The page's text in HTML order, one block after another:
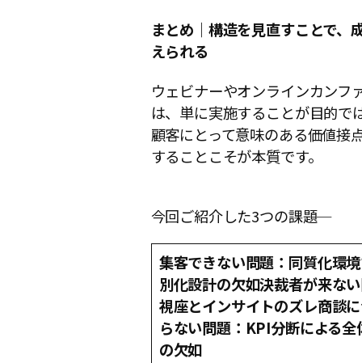
まとめ｜構造を見直すことで、
えられる
ウェビナーやオンラインカンフ
は、単に実施することが目的で
顧客にとって意味のある価値接
することこそが本質です。
今回ご紹介した3つの課題─
集客できない問題：同質化環
別化設計の欠如決裁者が来な
視座とインサイトのズレ商談
らない問題：KPI分断による全
の欠如